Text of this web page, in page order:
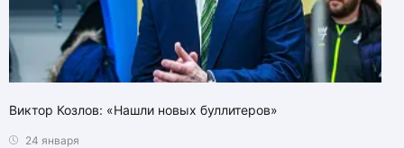
Виктор Козлов: «Нашли новых буллитеров»
24 января